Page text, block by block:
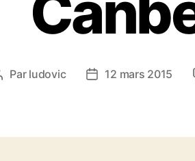
Par ludovic
Date12 mars 2015